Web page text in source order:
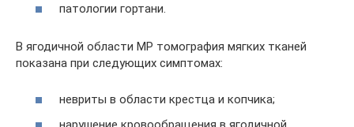
патологии гортани.
В ягодичной области МР томография мягких тканей
показана при следующих симптомах:
невриты в области крестца и копчика;